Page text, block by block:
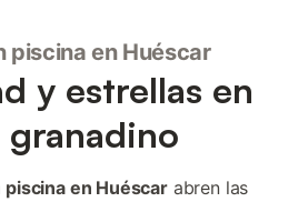
piscina en Huéscar
y estrellas en
en Huéscarabren las